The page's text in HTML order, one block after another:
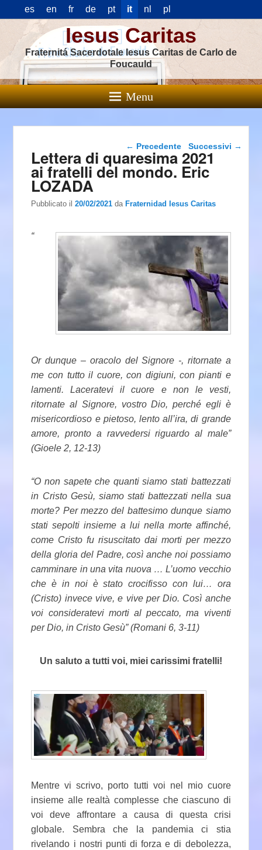
es en fr de pt it nl pl
Iesus Caritas
Fraternitá Sacerdotale Iesus Caritas de Carlo de
Foucauld
Menu
Navigazione articolo
← Precedente Successivi →
Lettera di quaresima 2021
ai fratelli del mondo. Eric
LOZADA
Pubblicato il20/02/2021 daFraternidad Iesus Caritas
“
Or dunque – oracolo del Signore -, ritornate a
me con tutto il cuore, con digiuni, con pianti e
lamenti. Laceratevi il cuore e non le vesti,
ritornate al Signore, vostro Dio, perché egli è
misericordioso e pietoso, lento all’ira, di grande
amore, pronto a ravvedersi riguardo al male”
(Gioele 2, 12-13)
“O non sapete che quanti siamo stati battezzati
in Cristo Gesù, siamo stati battezzati nella sua
morte? Per mezzo del battesimo dunque siamo
stati sepolti insieme a lui nella morte affinché,
come Cristo fu risuscitato dai morti per mezzo
della gloria del Padre, così anche noi possiamo
camminare in una vita nuova … L’uomo vecchio
che è in noi è stato crocifisso con lui… ora
(Cristo) invece vive, e vive per Dio. Così anche
voi consideratevi morti al peccato, ma viventi
per Dio, in Cristo Gesù” (Romani 6, 3-11)
Un saluto a tutti voi, miei carissimi fratelli!
Mentre vi scrivo, porto tutti voi nel mio cuore
insieme alle realtà complesse che ciascuno di
voi deve affrontare a causa di questa crisi
globale. Sembra che la pandemia ci stia
rivelando i nostri punti di forza e di debolezza,